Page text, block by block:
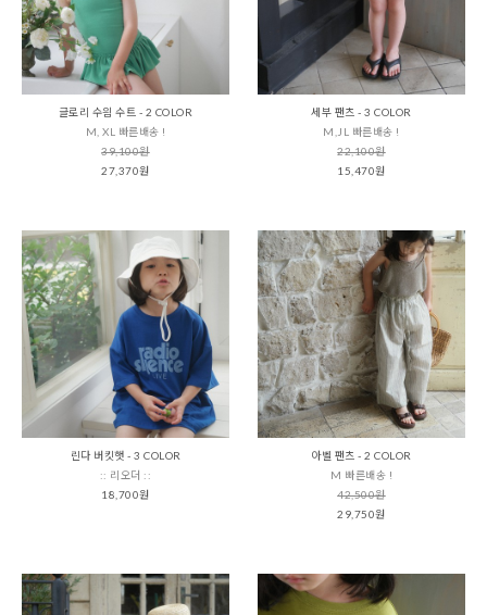
글로리 수읨 수트 - 2 COLOR
M, XL 빠른배송 !
39,100원
27,370원
세부 팬츠 - 3 COLOR
M,JL 빠른배송 !
22,100원
15,470원
린다 버킷햇 - 3 COLOR
:: 리오더 ::
18,700원
아벨 팬츠 - 2 COLOR
M 빠른배송 !
42,500원
29,750원